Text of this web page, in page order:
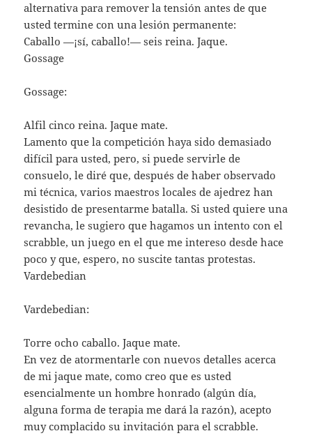
alternativa para remover la tensión antes de que
usted termine con una lesión permanente:
Caballo —¡sí, caballo!— seis reina. Jaque.
Gossage
Gossage:
Alfil cinco reina. Jaque mate.
Lamento que la competición haya sido demasiado
difícil para usted, pero, si puede servirle de
consuelo, le diré que, después de haber observado
mi técnica, varios maestros locales de ajedrez han
desistido de presentarme batalla. Si usted quiere una
revancha, le sugiero que hagamos un intento con el
scrabble, un juego en el que me intereso desde hace
poco y que, espero, no suscite tantas protestas.
Vardebedian
Vardebedian:
Torre ocho caballo. Jaque mate.
En vez de atormentarle con nuevos detalles acerca
de mi jaque mate, como creo que es usted
esencialmente un hombre honrado (algún día,
alguna forma de terapia me dará la razón), acepto
muy complacido su invitación para el scrabble.